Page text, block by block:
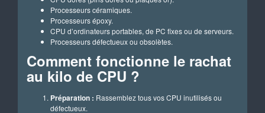
Processeurs céramiques.
Processeurs époxy.
CPU d’ordinateurs portables, de PC fixes ou de serveurs.
Processeurs défectueux ou obsolètes.
Comment fonctionne le rachat
au kilo de CPU ?
Préparation : Rassemblez tous vos CPU inutilisés ou
défectueux.